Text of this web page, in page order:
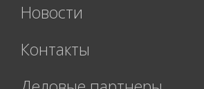
Новости
Контакты